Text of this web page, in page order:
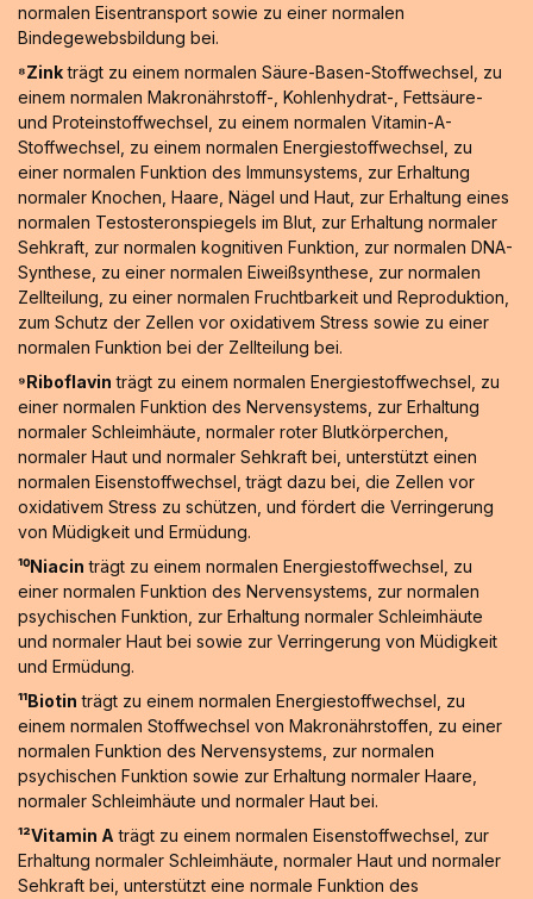
normalen Eisentransport sowie zu einer normalen
Bindegewebsbildung bei.
⁸Zinkträgt zu einem normalen Säure-Basen-Stoffwechsel, zu
einem normalen Makronährstoff-, Kohlenhydrat-, Fettsäure-
und Proteinstoffwechsel, zu einem normalen Vitamin-A-
Stoffwechsel, zu einem normalen Energiestoffwechsel, zu
einer normalen Funktion des Immunsystems, zur Erhaltung
normaler Knochen, Haare, Nägel und Haut, zur Erhaltung eines
normalen Testosteronspiegels im Blut, zur Erhaltung normaler
Sehkraft, zur normalen kognitiven Funktion, zur normalen DNA-
Synthese, zu einer normalen Eiweißsynthese, zur normalen
Zellteilung, zu einer normalen Fruchtbarkeit und Reproduktion,
zum Schutz der Zellen vor oxidativem Stress sowie zu einer
normalen Funktion bei der Zellteilung bei.
⁹Riboflavin trägt zu einem normalen Energiestoffwechsel, zu
einer normalen Funktion des Nervensystems, zur Erhaltung
normaler Schleimhäute, normaler roter Blutkörperchen,
normaler Haut und normaler Sehkraft bei, unterstützt einen
normalen Eisenstoffwechsel, trägt dazu bei, die Zellen vor
oxidativem Stress zu schützen, und fördert die Verringerung
von Müdigkeit und Ermüdung.
¹⁰Niacin trägt zu einem normalen Energiestoffwechsel, zu
einer normalen Funktion des Nervensystems, zur normalen
psychischen Funktion, zur Erhaltung normaler Schleimhäute
und normaler Haut bei sowie zur Verringerung von Müdigkeit
und Ermüdung.
¹¹Biotin trägt zu einem normalen Energiestoffwechsel, zu
einem normalen Stoffwechsel von Makronährstoffen, zu einer
normalen Funktion des Nervensystems, zur normalen
psychischen Funktion sowie zur Erhaltung normaler Haare,
normaler Schleimhäute und normaler Haut bei.
¹²Vitamin A trägt zu einem normalen Eisenstoffwechsel, zur
Erhaltung normaler Schleimhäute, normaler Haut und normaler
Sehkraft bei, unterstützt eine normale Funktion des